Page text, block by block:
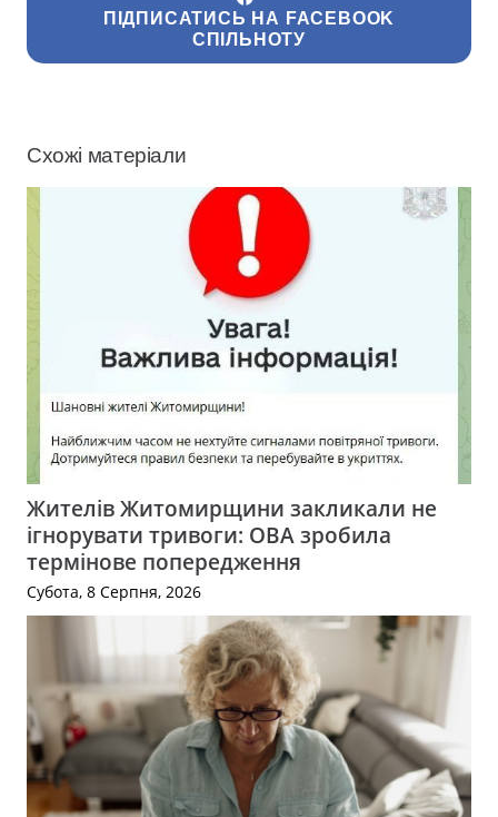
ПІДПИСАТИСЬ НА FACEBOOK
СПІЛЬНОТУ
Схожі матеріали
Жителів Житомирщини закликали не
ігнорувати тривоги: ОВА зробила
термінове попередження
Субота, 8 Серпня, 2026